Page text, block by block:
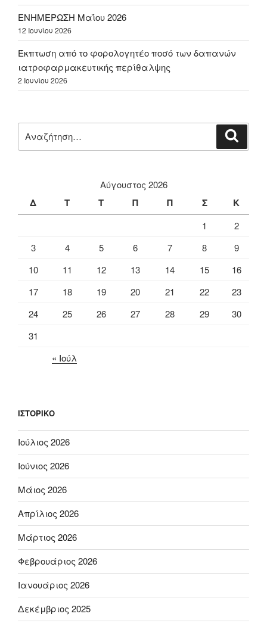
ΕΝΗΜΕΡΩΣΗ Μαΐου 2026
12 Ιουνίου 2026
Έκπτωση από το φορολογητέο ποσό των δαπανών
ιατροφαρμακευτικής περίθαλψης
2 Ιουνίου 2026
για:
Αύγουστος 2026
Δ Τ Τ Π Π Σ Κ
1
2
3
4 5 6 7 8
9
10
11 12 13 14 15
16
17
18 19 20 21 22
23
24
25 26 27 28 29
30
31
« Ιούλ
ΙΣΤΟΡΙΚΌ
Ιούλιος 2026
Ιούνιος 2026
Μάιος 2026
Απρίλιος 2026
Μάρτιος 2026
Φεβρουάριος 2026
Ιανουάριος 2026
Δεκέμβριος 2025